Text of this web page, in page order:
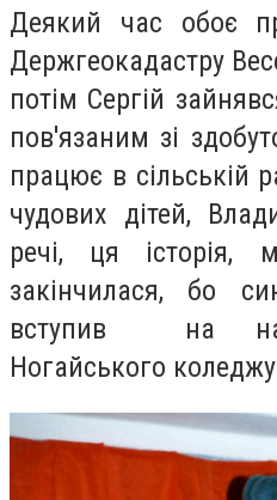
Деякий час обоє
Держгеокадастру
потім Сергій
пов'язаним зі
працює в сільській
чудових дітей,
речі, ця
закінчилася, бо
вступив на
Ногайського